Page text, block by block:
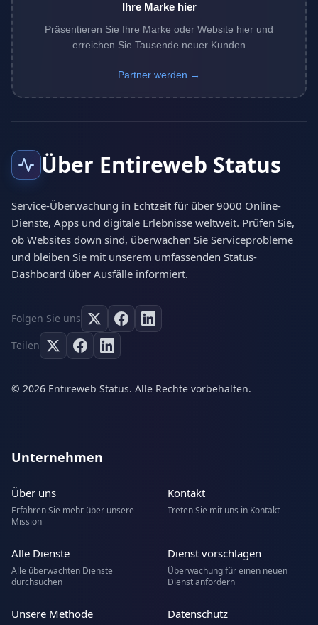
Ihre Marke hier
Präsentieren Sie Ihre Marke oder Website hier und
erreichen Sie Tausende neuer Kunden
Partner werden →
Über Entireweb Status
Service-Überwachung in Echtzeit für über 9000 Online-
Dienste, Apps und digitale Erlebnisse weltweit. Prüfen Sie,
ob Websites down sind, überwachen Sie Serviceprobleme
und bleiben Sie mit unserem umfassenden Status-
Dashboard über Ausfälle informiert.
Folgen Sie uns
Teilen
© 2026 Entireweb Status. Alle Rechte vorbehalten.
Unternehmen
Über uns
Erfahren Sie mehr über unsere
Mission
Kontakt
Treten Sie mit uns in Kontakt
Alle Dienste
Alle überwachten Dienste
durchsuchen
Dienst vorschlagen
Überwachung für einen neuen
Dienst anfordern
Unsere Methode Datenschutz